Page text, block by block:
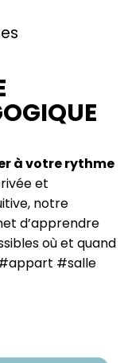
à votre rythme
et
notre
d’apprendre
où et quand
#salle